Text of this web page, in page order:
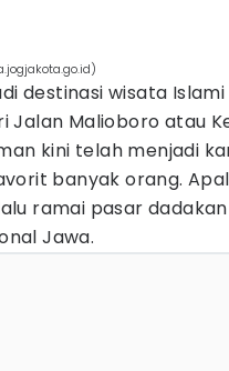
destinasi wisata
Jalan Malioboro atau
kini telah menjadi
banyak orang.
ramai pasar
Jawa.